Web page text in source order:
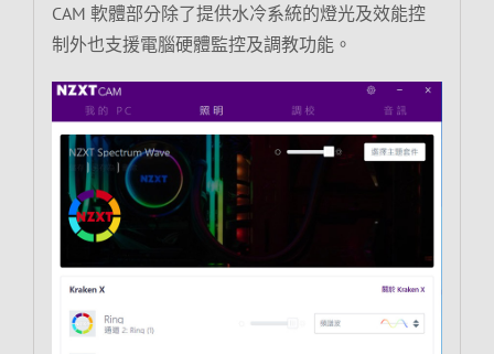
CAM 軟體部分除了提供水冷系統的燈光及效能控
制外也支援電腦硬體監控及調教功能。